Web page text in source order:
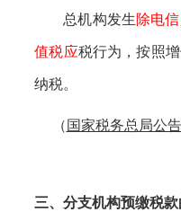
总机构发生除电
值税应税行为，按照
纳税。
（ 国家税务总局公告
三、分支机构预缴税